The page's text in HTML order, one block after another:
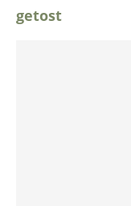
getost